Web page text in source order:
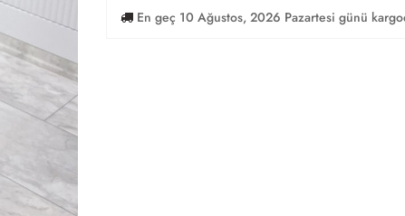
En geç 10 Ağustos, 2026 Pazartesi günü